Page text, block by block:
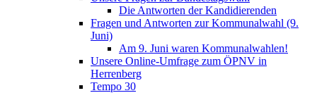
Die Antworten der Kandidierenden
Fragen und Antworten zur Kommunalwahl (9.
Juni)
Am 9. Juni waren Kommunalwahlen!
Unsere Online-Umfrage zum ÖPNV in
Herrenberg
Tempo 30